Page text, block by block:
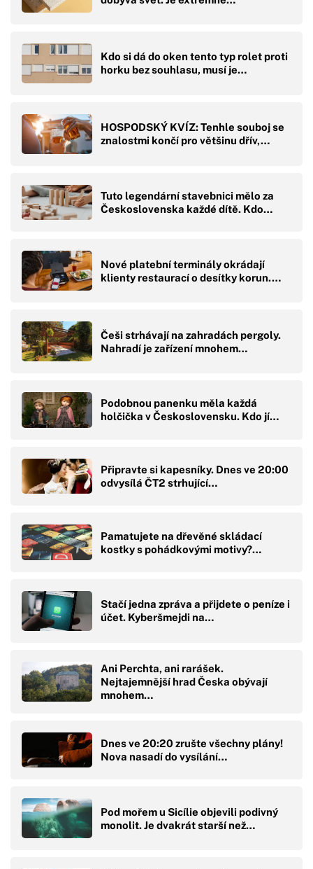
Kdo si dá do oken tento typ rolet proti
horku bez souhlasu, musí je…
HOSPODSKÝ KVÍZ: Tenhle souboj se
znalostmi končí pro většinu dřív,…
Tuto legendární stavebnici mělo za
Československa každé dítě. Kdo…
Nové platební terminály okrádají
klienty restaurací o desítky korun.…
Češi strhávají na zahradách pergoly.
Nahradí je zařízení mnohem…
Podobnou panenku měla každá
holčička v Československu. Kdo jí…
Připravte si kapesníky. Dnes ve 20:00
odvysílá ČT2 strhující…
Pamatujete na dřevěné skládací
kostky s pohádkovými motivy?…
Stačí jedna zpráva a přijdete o peníze i
účet. Kyberšmejdi na…
Ani Perchta, ani rarášek.
Nejtajemnější hrad Česka obývají
mnohem…
Dnes ve 20:20 zrušte všechny plány!
Nova nasadí do vysílání…
Pod mořem u Sicílie objevili podivný
monolit. Je dvakrát starší než…